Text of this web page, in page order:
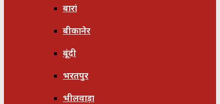
बारां
बीकानेर
बूंदी
भरतपुर
भीलवाड़ा